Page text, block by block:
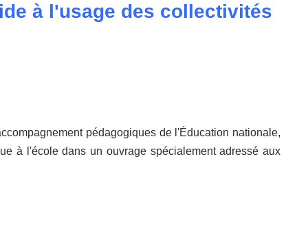
à l'usage des collectivités
pédagogiques de l'Éducation nationale,
à l'école dans un ouvrage spécialement adressé aux